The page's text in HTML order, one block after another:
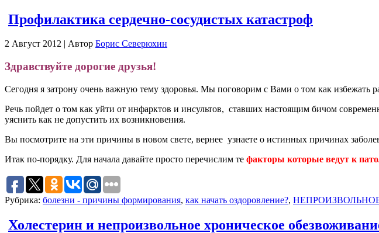
Профилактика сердечно-сосудистых катастроф
2 Август 2012 | Автор Борис Северюхин
Здравствуйте дорогие друзья!
Сегодня я затрону очень важную тему здоровья. Мы поговорим с Вами о том как избежать
Речь пойдет о том как уйти от инфарктов и инсультов, ставших настоящим бичом
уяснить как не допустить их возникновения.
Вы посмотрите на эти причины в новом свете, вернее узнаете о истинных причинах
Итак по-порядку. Для начала давайте просто перечислим те факторы которые ведут к
Рубрика: болезни - причины формирования, как начать оздоровление?,
Холестерин и непроизвольное хроническое